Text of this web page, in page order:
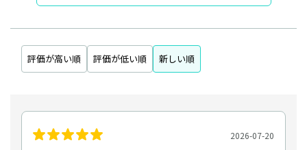
評価が高い順 評価が低い順 新しい順
2026-07-20